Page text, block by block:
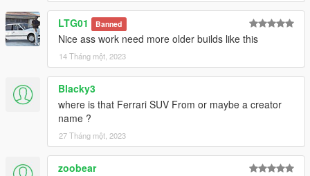
LTG01 Banned
Nice ass work need more older builds like this
14 Tháng một, 2023
Blacky3
where is that Ferrari SUV From or maybe a creator
name ?
27 Tháng một, 2023
zoobear